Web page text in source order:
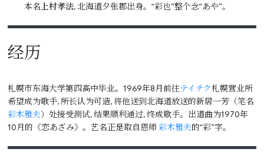
本名 上村孝法, 北海道夕张郡出身。“彩也”整个念“あや”。
经历
札幌市东海大学第四高中毕业。1969年8月前往テイチク札幌营业所
希望成为歌手, 所长认为可造, 将他送到北海道放送的新居一芳（笔名
彩木雅夫）处接受测试, 结果顺利通过, 终成歌手。出道曲为1970年
10月的《恋あざみ》。艺名正是取自恩师彩木雅夫的“彩”字。